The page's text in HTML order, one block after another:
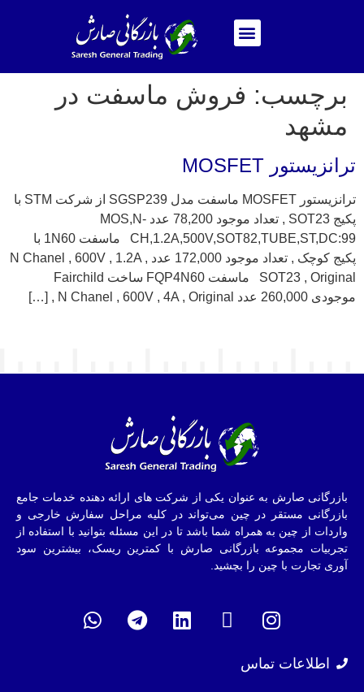
برچسب: فروش ماسفت در
مشهد
ترانزیستور MOSFET
ترانزیستور MOSFET ماسفت مدل SGSP239 از شرکت STM با
پکیج SOT23 , تعداد موجود 78,200 عدد MOS,N-
CH,1.2A,500V,SOT82,TUBE,ST,DC:99 ماسفت 1N60 با
پکیج کوچک , تعداد موجود 172,000 عدد N Chanel , 600V , 1.2A ,
SOT23 , Original ماسفت FQP4N60 ساخت Fairchild
موجودی 260,000 عدد N Chanel , 600V , 4A , Original , […]
بازرگانی صارش به عنوان یکی از شرکت های ارائه دهنده خدمات جامع
بازرگانی مستقر در چین می‌تواند در کلیه مراحل سفارش خارجی و
واردات از چین به همراه شما باشد تا در این مسئله بتوانید با استفاده از
تجربیات مجموعه بازرگانی صارش با کمترین ریسک، بیشترین سود
آوری تجارت با چین را بچشید.
اطلاعات تماس